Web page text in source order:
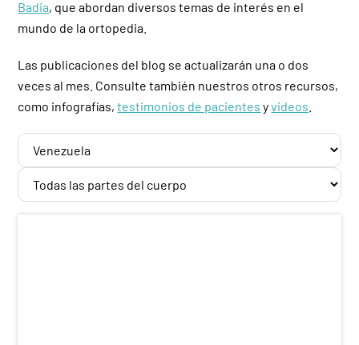
Badia, que abordan diversos temas de interés en el
mundo de la ortopedia.
Las publicaciones del blog se actualizarán una o dos
veces al mes. Consulte también nuestros otros recursos,
como infografías,testimonios de pacientes yvideos